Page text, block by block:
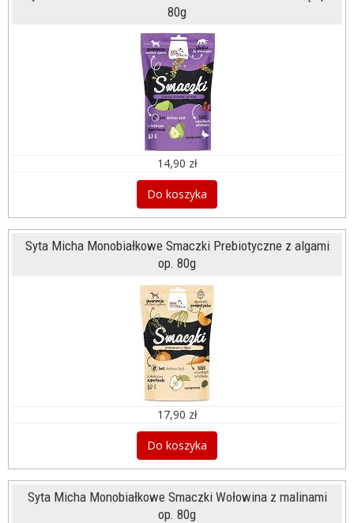
80g
14,90 zł
Do koszyka
Syta Micha Monobiałkowe Smaczki Prebiotyczne z algami
op. 80g
17,90 zł
Do koszyka
Syta Micha Monobiałkowe Smaczki Wołowina z malinami
op. 80g